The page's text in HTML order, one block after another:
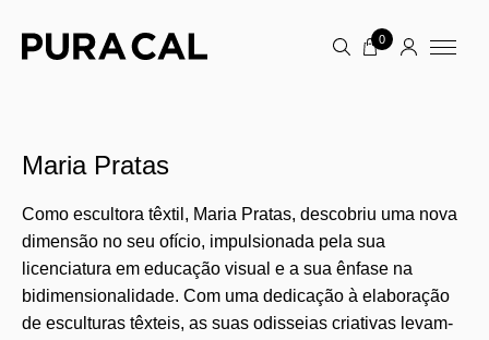
0
Maria Pratas
Como escultora têxtil, Maria Pratas, descobriu uma nova
dimensão no seu ofício, impulsionada pela sua
licenciatura em educação visual e a sua ênfase na
bidimensionalidade. Com uma dedicação à elaboração
de esculturas têxteis, as suas odisseias criativas levam-